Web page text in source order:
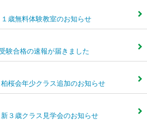
１歳無料体験教室のお知らせ
験合格の速報が届きました
柏桜会年少クラス追加のお知らせ
新３歳クラス見学会のお知らせ